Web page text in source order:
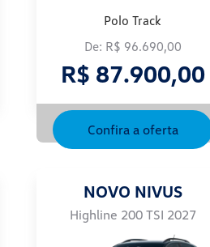
Polo Track
De: R$ 96.690,00
R$ 87.900,00
Confira a oferta
NOVO NIVUS
Highline 200 TSI 2027